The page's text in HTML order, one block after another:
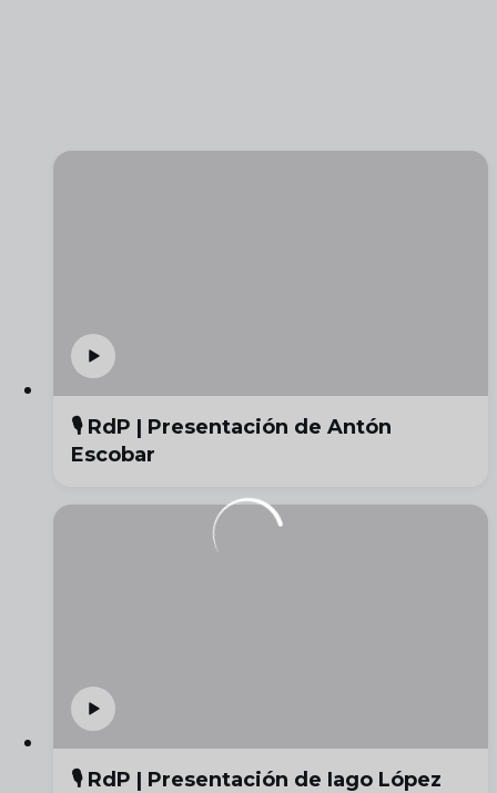
🎙️ RdP | Presentación de Antón
Escobar
🎙️ RdP | Presentación de Iago López